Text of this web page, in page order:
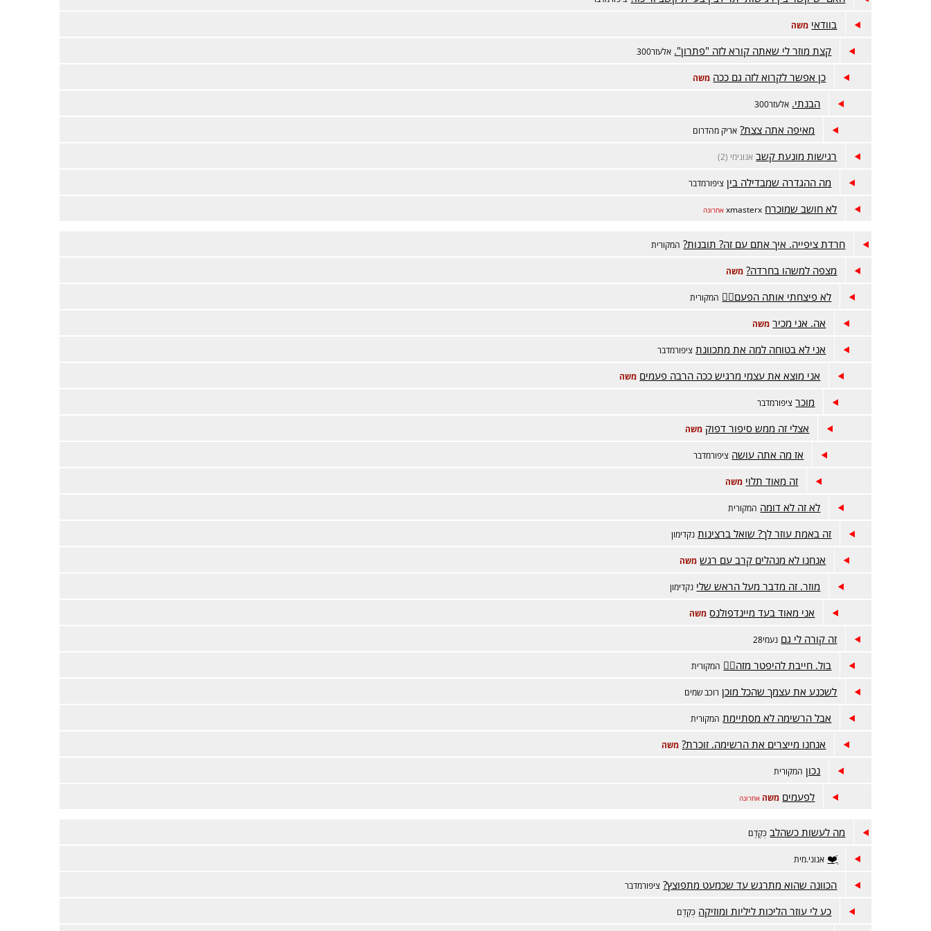
בוודאי משה
קצת מוזר לי שאתה קורא לזה "פתרון". אלעזר300
כן אפשר לקרוא לזה גם ככה משה
הבנתי. אלעזר300
מאיפה אתה צצת? אריק מהדרום
רגישות מונעת קשב אנונימי (2)
מה ההגדרה שמבדילה בין ציפורמדבר
לא חושב שמוכרח xmasterx אחרונה
חרדת ציפייה. איך אתם עם זה? תובנות? המקורית
מצפה למשהו בחרדה? משה
לא פיצחתי אותה הפעם😵‍💫 המקורית
אה. אני מכיר משה
אני לא בטוחה למה את מתכוונת ציפורמדבר
אני מוצא את עצמי מרגיש ככה הרבה פעמים משה
מוכר ציפורמדבר
אצלי זה ממש סיפור דפוק משה
אז מה אתה עושה ציפורמדבר
זה מאוד תלוי משה
לא זה לא דומה המקורית
זה באמת עוזר לך? שואל ברצינות נקדימון
אנחנו לא מנהלים קרב עם רגש משה
מוזר. זה מדבר מעל הראש שלי נקדימון
אני מאוד בעד מיינדפולנס משה
זה קורה לי גם נעמי28
בול. חייבת להיפטר מזה😵‍💫 המקורית
לשכנע את עצמך שהכל מוכן רוכב שמים
אבל הרשימה לא מסתיימת המקורית
אנחנו מייצרים את הרשימה. זוכרת? משה
נכון המקורית
לפעמים משה אחרונה
מה לעשות כשהלב כְּקֶדֶם
ֲֿ❤️ אנוני.מית
הכוונה שהוא מתרגש עד שכמעט מתפוצץ? ציפורמדבר
כע לי עוזר הליכות ליליות ומוזיקה כְּקֶדֶם